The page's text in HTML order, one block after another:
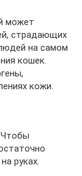
может
страдающих
на самом
кошек.
кожи.
Чтобы
руках.